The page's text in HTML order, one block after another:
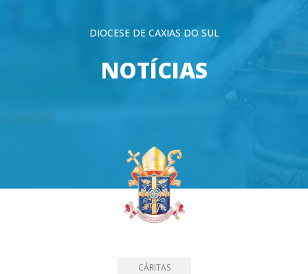
DIOCESE DE CAXIAS DO SUL
NOTÍCIAS
CÁRITAS